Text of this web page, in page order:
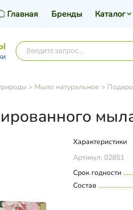
Главная Бренды Каталог
> Мыло натуральное >
Характеристики
Артикул: 02851
Срок годности
Состав